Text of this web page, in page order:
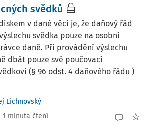
svědků
v dané věci je, že daňový řád
svědka pouze na osobní
daně. Při provádění výslechu
dbát pouze své poučovací
(§ 96 odst. 4 daňového řádu )
Lichnovský
1 minuta čtení